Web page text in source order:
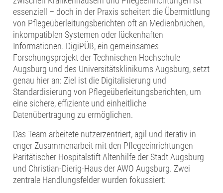
essenziell – doch in der Praxis scheitert die Übermittlung
von Pflegeüberleitungsberichten oft an Medienbrüchen,
inkompatiblen Systemen oder lückenhaften
Informationen. DigiPÜB, ein gemeinsames
Forschungsprojekt der Technischen Hochschule
Augsburg und des Universitätsklinikums Augsburg, setzt
genau hier an: Ziel ist die Digitalisierung und
Standardisierung von Pflegeüberleitungsberichten, um
eine sichere, effiziente und einheitliche
Datenübertragung zu ermöglichen.
Das Team arbeitete nutzerzentriert, agil und iterativ in
enger Zusammenarbeit mit den Pflegeeinrichtungen
Paritätischer Hospitalstift Altenhilfe der Stadt Augsburg
und Christian-Dierig-Haus der AWO Augsburg. Zwei
zentrale Handlungsfelder wurden fokussiert: